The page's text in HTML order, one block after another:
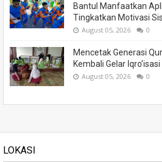
Bantul Manfaatkan
Tingkatkan Motivasi
August 05, 2026 0
Mencetak Generasi
Kembali Gelar
August 05, 2026 0
LOKASI